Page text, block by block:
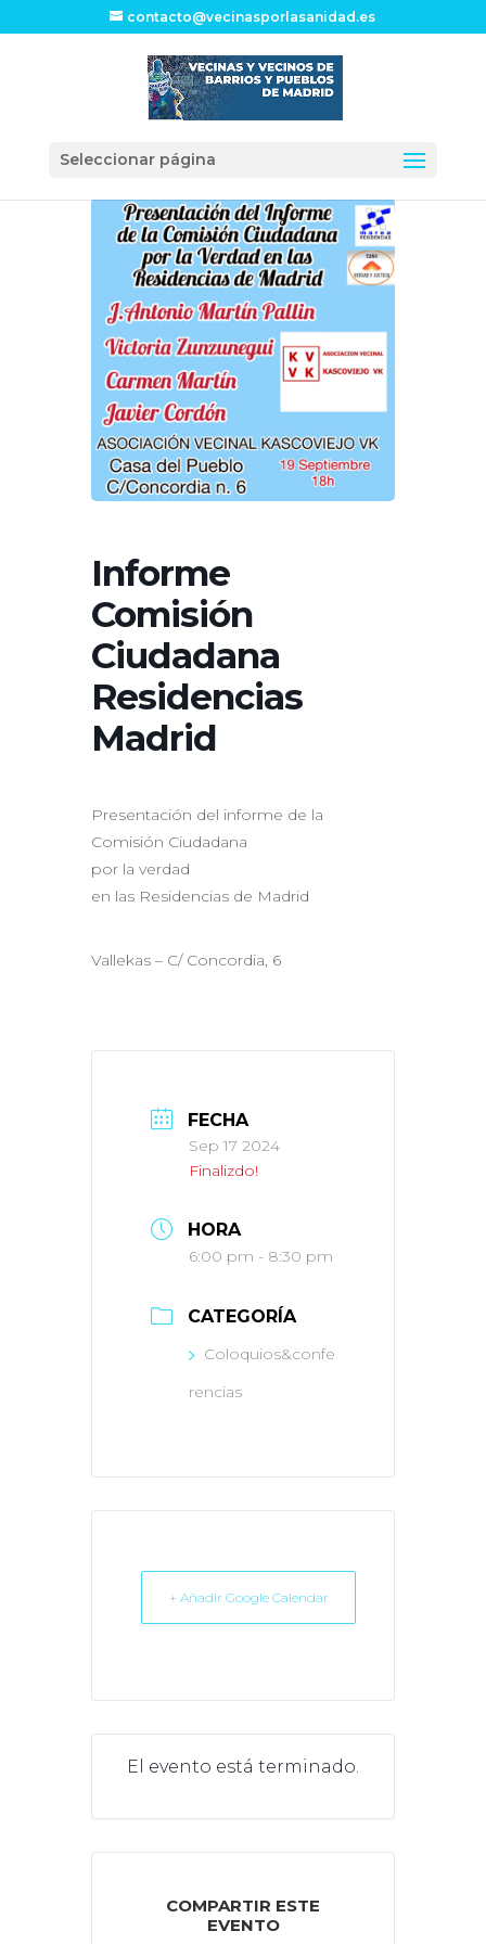
contacto@vecinasporlasanidad.es
Seleccionar página
Informe
Comisión
Ciudadana
Residencias
Madrid
Presentación del informe de la
Comisión Ciudadana
por la verdad
en las Residencias de Madrid
Vallekas – C/ Concordia, 6
FECHA
Sep 17 2024
Finalizdo!
HORA
6:00 pm - 8:30 pm
CATEGORÍA
Coloquios&confe
rencias
+ Añadir Google Calendar
El evento está terminado.
COMPARTIR ESTE
EVENTO